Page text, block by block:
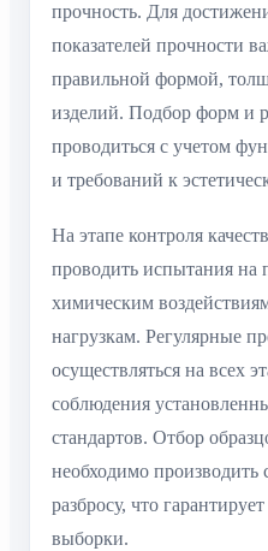
прочность. Для
показателей прочности
правильной формой,
изделий. Подбор форм и
проводиться с учетом
и требований к
На этапе контроля
проводить испытания на
химическим
нагрузкам. Регулярные
осуществляться на всех
соблюдения
стандартов. Отбор
необходимо производить
разбросу, что
выборки.